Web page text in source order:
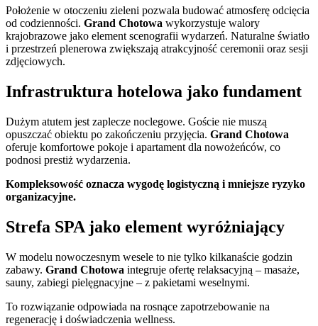
Położenie w otoczeniu zieleni pozwala budować atmosferę odcięcia
od codzienności. Grand Chotowa wykorzystuje walory
krajobrazowe jako element scenografii wydarzeń. Naturalne światło
i przestrzeń plenerowa zwiększają atrakcyjność ceremonii oraz sesji
zdjęciowych.
Infrastruktura hotelowa jako fundament
Dużym atutem jest zaplecze noclegowe. Goście nie muszą
opuszczać obiektu po zakończeniu przyjęcia. Grand Chotowa
oferuje komfortowe pokoje i apartament dla nowożeńców, co
podnosi prestiż wydarzenia.
Kompleksowość oznacza wygodę logistyczną i mniejsze ryzyko
organizacyjne.
Strefa SPA jako element wyróżniający
W modelu nowoczesnym wesele to nie tylko kilkanaście godzin
zabawy. Grand Chotowa integruje ofertę relaksacyjną – masaże,
sauny, zabiegi pielęgnacyjne – z pakietami weselnymi.
To rozwiązanie odpowiada na rosnące zapotrzebowanie na
regenerację i doświadczenia wellness.